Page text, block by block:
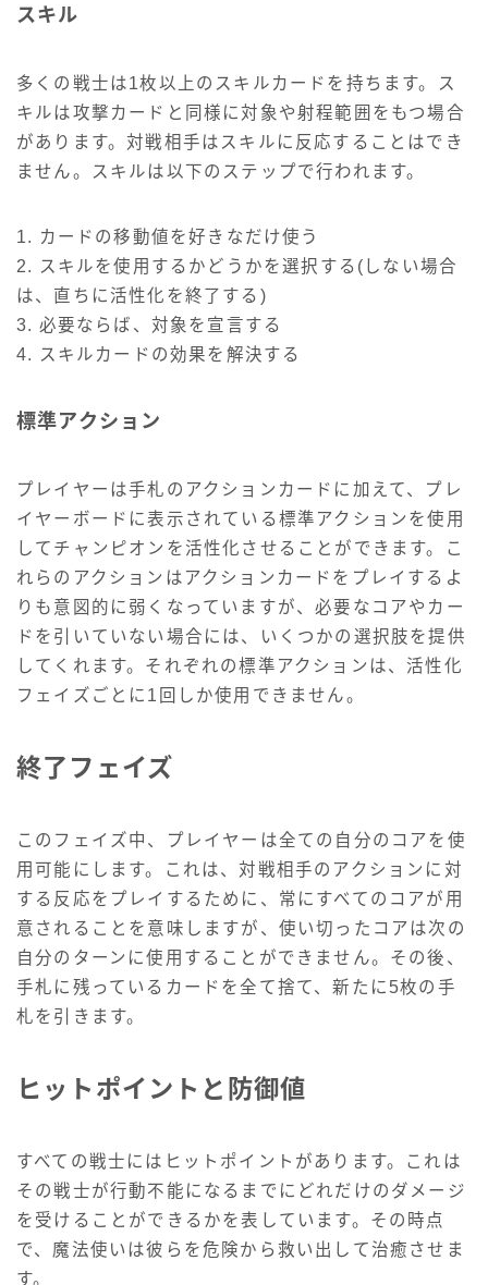
スキル
多くの戦士は1枚以上のスキルカードを持ちます。ス
キルは攻撃カードと同様に対象や射程範囲をもつ場合
があります。対戦相手はスキルに反応することはでき
ません。スキルは以下のステップで行われます。
1. カードの移動値を好きなだけ使う
2. スキルを使用するかどうかを選択する(しない場合
は、直ちに活性化を終了する)
3. 必要ならば、対象を宣言する
4. スキルカードの効果を解決する
標準アクション
プレイヤーは手札のアクションカードに加えて、プレ
イヤーボードに表示されている標準アクションを使用
してチャンピオンを活性化させることができます。こ
れらのアクションはアクションカードをプレイするよ
りも意図的に弱くなっていますが、必要なコアやカー
ドを引いていない場合には、いくつかの選択肢を提供
してくれます。それぞれの標準アクションは、活性化
フェイズごとに1回しか使用できません。
終了フェイズ
このフェイズ中、プレイヤーは全ての自分のコアを使
用可能にします。これは、対戦相手のアクションに対
する反応をプレイするために、常にすべてのコアが用
意されることを意味しますが、使い切ったコアは次の
自分のターンに使用することができません。その後、
手札に残っているカードを全て捨て、新たに5枚の手
札を引きます。
ヒットポイントと防御値
すべての戦士にはヒットポイントがあります。これは
その戦士が行動不能になるまでにどれだけのダメージ
を受けることができるかを表しています。その時点
で、魔法使いは彼らを危険から救い出して治癒させま
す。